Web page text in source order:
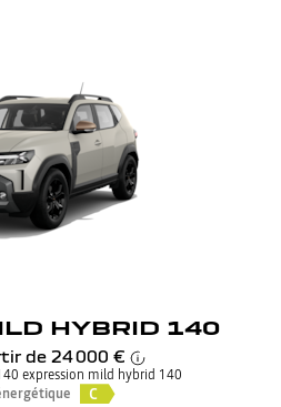
HYBRID 140
de 24 000 €
expression mild hybrid 140
C